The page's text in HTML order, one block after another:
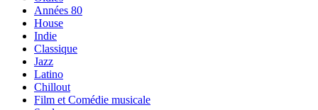
Années 80
House
Indie
Classique
Jazz
Latino
Chillout
Film et Comédie musicale